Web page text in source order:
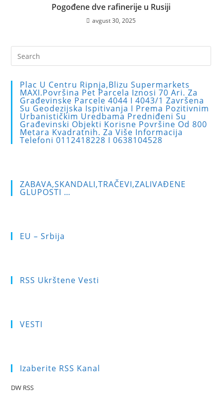
Pogođene dve rafinerije u Rusiji
avgust 30, 2025
Plac U Centru Ripnja,blizu Supermarkets
MAXI.Površina Pet Parcela Iznosi 70 Ari. Za
Građevinske Parcele 4044 I 4043/1 Završena
Su Geodezijska Ispitivanja I Prema Pozitivnim
Urbanističkim Uredbama Predniđeni Su
Građevinski Objekti Korisne Površine Od 800
Metara Kvadratnih. Za Više Informacija
Telefoni 0112418228 I 0638104528
ZABAVA,SKANDALI,TRAČEVI,ZALIVAĐENE
GLUPOSTI …
EU – Srbija
RSS Ukrštene Vesti
VESTI
Izaberite RSS Kanal
DW RSS